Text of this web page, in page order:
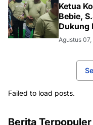
Ketua
Bebie,
Dukung
Produk
Agustus
Failed to load posts.
Berita Terpopuler